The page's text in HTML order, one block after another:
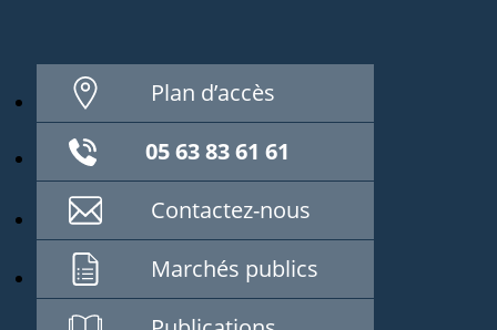
Plan d’accès
05 63 83 61 61
Contactez-nous
Marchés publics